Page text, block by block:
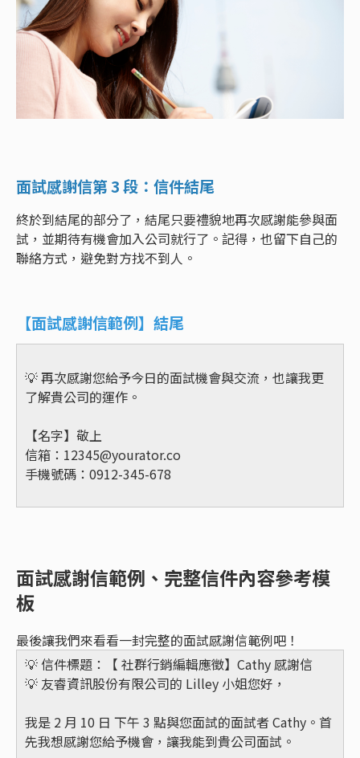
面試感謝信第 3 段：信件結尾
終於到結尾的部分了，結尾只要禮貌地再次感謝能參與面
試，並期待有機會加入公司就行了。記得，也留下自己的
聯絡方式，避免對方找不到人。
【面試感謝信範例】結尾
💡 再次感謝您給予今日的面試機會與交流，也讓我更
了解貴公司的運作。
【名字】敬上
信箱： 12345@yourator.co
手機號碼：0912-345-678
面試感謝信範例、完整信件內容參考模
板
最後讓我們來看看一封完整的面試感謝信範例吧！
💡 信件標題：【 社群行銷編輯應徵】Cathy 感謝信
💡 友睿資訊股份有限公司的 Lilley 小姐您好，
我是 2 月 10 日 下午 3 點與您面試的面試者 Cathy。首
先我想感謝您給予機會，讓我能到貴公司面試。